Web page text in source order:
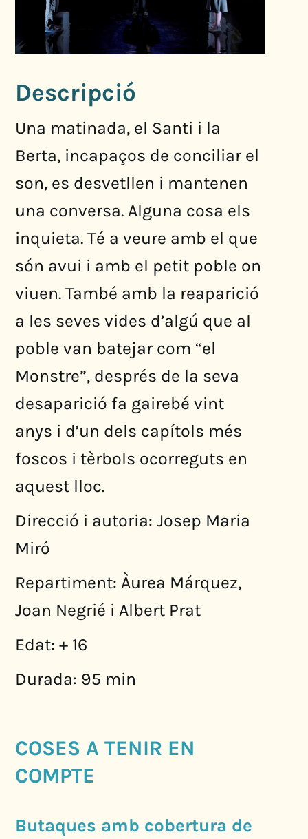
Descripció
Una matinada, el Santi i la
Berta, incapaços de conciliar el
son, es desvetllen i mantenen
una conversa. Alguna cosa els
inquieta. Té a veure amb el que
són avui i amb el petit poble on
viuen. També amb la reaparició
a les seves vides d’algú que al
poble van batejar com “el
Monstre”, després de la seva
desaparició fa gairebé vint
anys i d’un dels capítols més
foscos i tèrbols ocorreguts en
aquest lloc.
Direcció i autoria: Josep Maria
Miró
Repartiment: Àurea Márquez,
Joan Negrié i Albert Prat
Edat: + 16
Durada: 95 min
COSES A TENIR EN
COMPTE
Butaques amb cobertura de